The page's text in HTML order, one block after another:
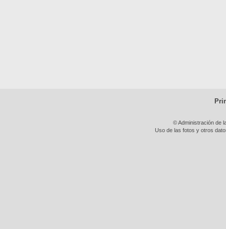
© Administración de
Uso de las fotos y otros